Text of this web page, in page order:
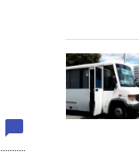
chat_bubble